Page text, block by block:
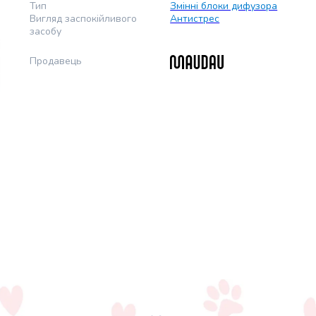
Тип
Змінні блоки дифузора
Вигляд заспокійливого
засобу
Антистрес
Продавець